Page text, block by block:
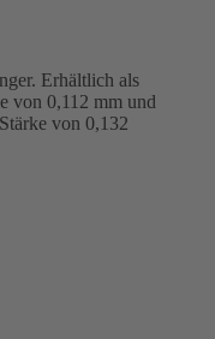
Erhältlich als
von 0,112 mm und
von 0,132